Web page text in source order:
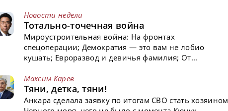
Новости недели
Тотально-точечная война
Мироустроительная война: На фронтах
спецоперации; Демократия — это вам не лобио
кушать; Евроразвод и девичья фамилия; От...
Максим Карев
Тяни, детка, тяни!
Анкара сделала заявку по итогам СВО стать хозяином